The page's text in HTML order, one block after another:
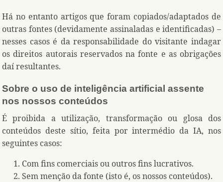
Há no entanto artigos que foram copiados/adaptados de
outras fontes (devidamente assinaladas e identificadas) –
nesses casos é da responsabilidade do visitante indagar
os direitos autorais reservados na fonte e as obrigações
daí resultantes.
Sobre o uso de inteligência artificial assente
nos nossos conteúdos
É proibida a utilização, transformação ou glosa dos
conteúdos deste sítio, feita por intermédio da IA, nos
seguintes casos:
Com fins comerciais ou outros fins lucrativos.
Sem menção da fonte (isto é, os nossos conteúdos).